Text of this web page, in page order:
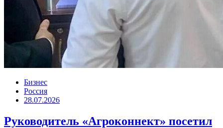
Бизнес
Россия
28.07.2026
Руководитель «Агроконнект» посетил